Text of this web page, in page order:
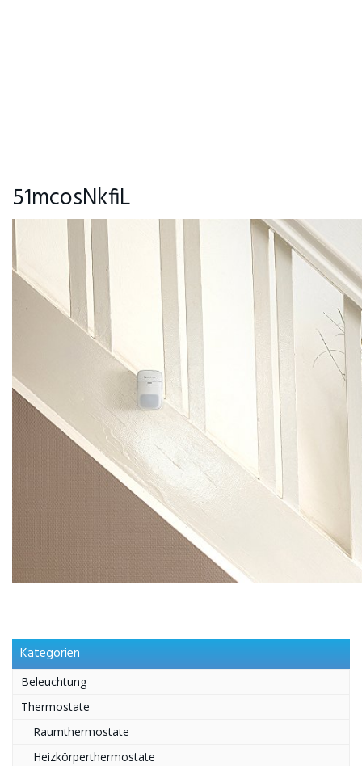
51mcosNkfiL
Kategorien
Beleuchtung
Thermostate
Raumthermostate
Heizkörperthermostate